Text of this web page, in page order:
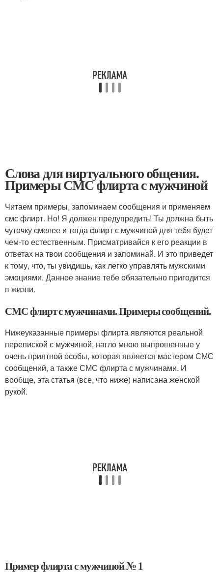
Слова для виртуального общения.
Примеры СМС флирта с мужчиной
Читаем примеры, запоминаем сообщения и применяем
смс флирт. Но! Я должен предупредить! Ты должна быть
чуточку смелее и тогда флирт с мужчиной для тебя будет
чем-то естественным. Присматривайся к его реакции в
ответах на твои сообщения и запоминай. И это приведет
к тому, что, ты увидишь, как легко управлять мужскими
эмоциями. Данное знание тебе обязательно пригодится
в жизни.
СМС флирт с мужчинами. Примеры сообщений.
Нижеуказанные примеры флирта являются реальной
перепиской с мужчиной, нагло мною выпрошенные у
очень приятной особы, которая является мастером СМС
сообщений, а также СМС флирта с мужчинами. И
вообще, эта статья (все, что ниже) написана женской
рукой.
Пример флирта с мужчиной № 1